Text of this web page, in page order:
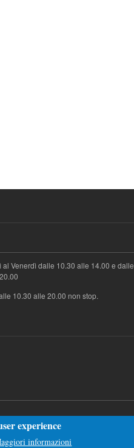
al Venerdì dalle 10.30 alle 14.00 e dalle
10.30 alle 20.00 non stop.
experience
informazioni